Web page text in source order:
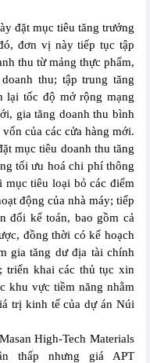
đặt mục tiêu tăng trưởng
đơn vị này tiếp tục tập
thu từ mảng thực phẩm,
thu; tập trung tăng
lại tốc độ mở rộng mạng
gia tăng doanh thu bình
của các cửa hàng mới.
mục tiêu doanh thu tăng
tối ưu hoá chi phí thông
mục tiêu loại bỏ các điểm
động của nhà máy; tiếp
đối kế toán, bao gồm cả
đồng thời có kế hoạch
gia tăng dư địa tài chính
triển khai các thủ tục xin
khu vực tiềm năng nhằm
trị kinh tế của dự án Núi
High-Tech Materials
thấp nhưng giá APT